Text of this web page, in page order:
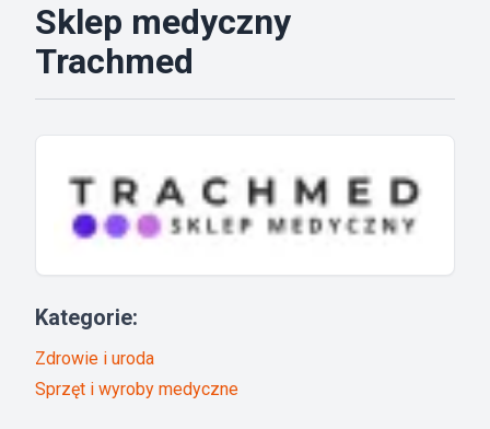
Sklep medyczny
Trachmed
Kategorie:
Zdrowie i uroda
Sprzęt i wyroby medyczne